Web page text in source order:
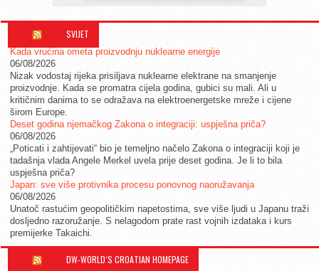
SVIJET
Kada vrućina ometa proizvodnju nuklearne energije
06/08/2026
Nizak vodostaj rijeka prisiljava nuklearne elektrane na smanjenje
proizvodnje. Kada se promatra cijela godina, gubici su mali. Ali u
kritičnim danima to se odražava na elektroenergetske mreže i cijene
širom Europe.
Deset godina njemačkog Zakona o integraciji: uspješna priča?
06/08/2026
„Poticati i zahtijevati“ bio je temeljno načelo Zakona o integraciji koji je
tadašnja vlada Angele Merkel uvela prije deset godina. Je li to bila
uspješna priča?
Japan: sve više protivnika procesu ponovnog naoružavanja
06/08/2026
Unatoč rastućim geopolitičkim napetostima, sve više ljudi u Japanu traži
dosljedno razoružanje. S nelagodom prate rast vojnih izdataka i kurs
premijerke Takaichi.
DW-WORLD´S CROATIAN HOMEPAGE